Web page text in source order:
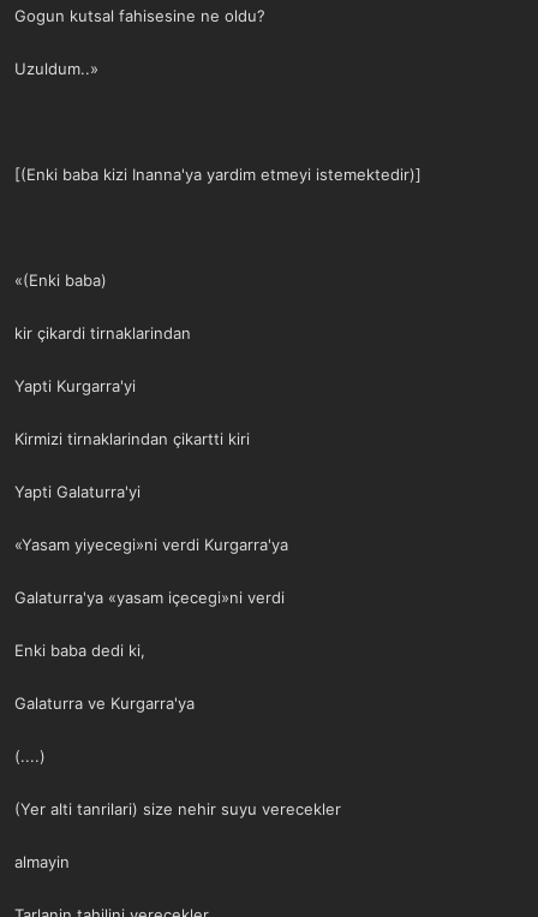
Gogun kutsal fahisesine ne oldu?
Uzuldum..»
[(Enki baba kizi Inanna'ya yardim etmeyi istemektedir)]
«(Enki baba)
kir çikardi tirnaklarindan
Yapti Kurgarra'yi
Kirmizi tirnaklarindan çikartti kiri
Yapti Galaturra'yi
«Yasam yiyecegi»ni verdi Kurgarra'ya
Galaturra'ya «yasam içecegi»ni verdi
Enki baba dedi ki,
Galaturra ve Kurgarra'ya
(....)
(Yer alti tanrilari) size nehir suyu verecekler
almayin